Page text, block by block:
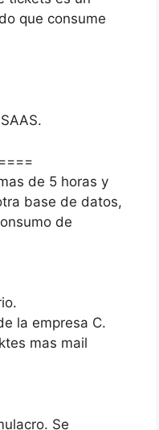
que consume
de 5 horas y
base de datos,
de
la empresa C.
mas mail
Se